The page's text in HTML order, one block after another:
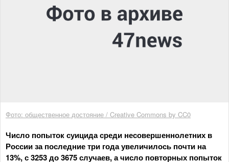
Фото: общественное достояние / Creative Commons by CC0
Число попыток суицида среди несовершеннолетних в
России за последние три года увеличилось почти на
13%, с 3253 до 3675 случаев, а число повторных попыток